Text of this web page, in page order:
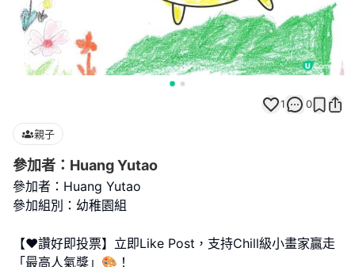
1 0
親子
參加者：Huang Yutao
參加者：Huang Yutao
參加組別：幼稚園組
【❤️讚好即投票】立即Like Post，支持Chill級小畫家贏走
「最高人氣獎」🎨！